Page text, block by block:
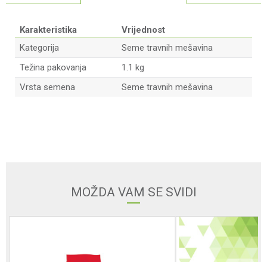
Karakteristika
Vrijednost
Kategorija
Seme travnih mešavina
Težina pakovanja
1.1 kg
Vrsta semena
Seme travnih mešavina
MOŽDA VAM SE SVIDI